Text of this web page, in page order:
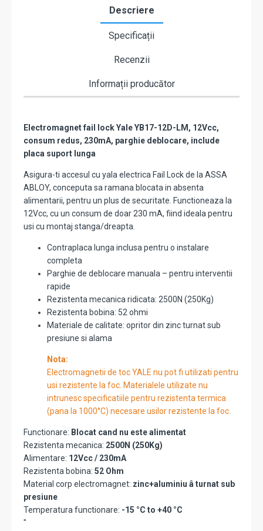
Descriere
Specificații
Recenzii
Informații producător
Electromagnet fail lock Yale YB17-12D-LM, 12Vcc,
consum redus, 230mA, parghie deblocare, include
placa suport lunga
Asigura-ti accesul cu yala electrica Fail Lock de la ASSA
ABLOY, conceputa sa ramana blocata in absenta
alimentarii, pentru un plus de securitate. Functioneaza la
12Vcc, cu un consum de doar 230 mA, fiind ideala pentru
usi cu montaj stanga/dreapta.
Contraplaca lunga inclusa pentru o instalare
completa
Parghie de deblocare manuala – pentru interventii
rapide
Rezistenta mecanica ridicata: 2500N (250Kg)
Rezistenta bobina: 52 ohmi
Materiale de calitate: opritor din zinc turnat sub
presiune si alama
Nota:
Electromagnetii de toc YALE nu pot fi utilizati pentru
usi rezistente la foc. Materialele utilizate nu
intrunesc specificatiile pentru rezistenta termica
(pana la 1000°C) necesare usilor rezistente la foc.
Functionare: Blocat cand nu este alimentat
Rezistenta mecanica: 2500N (250Kg)
Alimentare: 12Vcc / 230mA
Rezistenta bobina: 52 Ohm
Material corp electromagnet: zinc+aluminiu â turnat sub
presiune
Temperatura functionare: -15 °C to +40 °C
"